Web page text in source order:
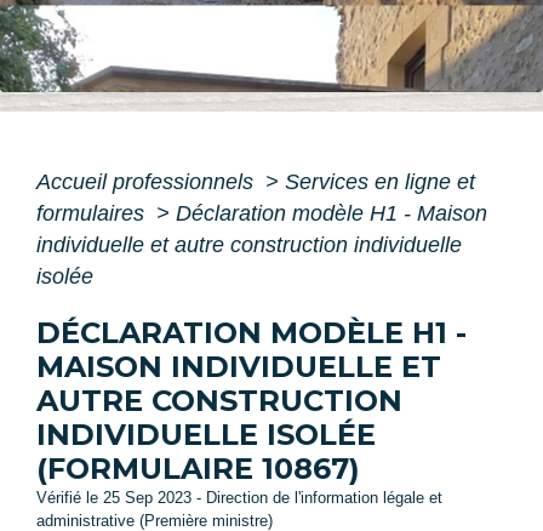
Accueil professionnels > Services en ligne et
formulaires > Déclaration modèle H1 - Maison
individuelle et autre construction individuelle
isolée
DÉCLARATION MODÈLE H1 -
MAISON INDIVIDUELLE ET
AUTRE CONSTRUCTION
INDIVIDUELLE ISOLÉE
(FORMULAIRE 10867)
Vérifié le 25 Sep 2023 - Direction de l'information légale et
administrative (Première ministre)